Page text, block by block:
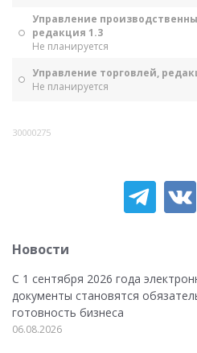
Управление
редакция 1.3
Не планируется
Управление торговлей,
Не планируется
30000275
Новости
С 1 сентября 2026 года
документы становятся
готовность бизнеса
06.08.2026